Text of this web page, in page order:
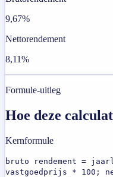
9,67%
Nettorendement
8,11%
Formule-uitleg
Hoe deze
Kernformule
bruto rendement =
vastgoedprijs * 100;